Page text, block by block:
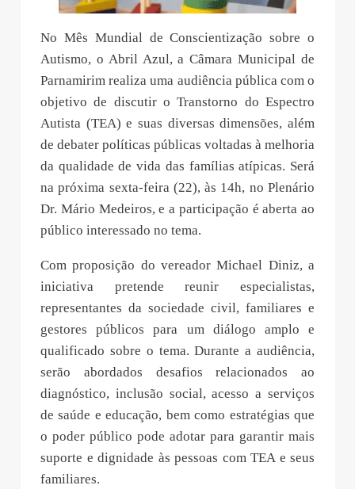
No Mês Mundial de Conscientização sobre o
Autismo, o Abril Azul, a Câmara Municipal de
Parnamirim realiza uma audiência pública com o
objetivo de discutir o Transtorno do Espectro
Autista (TEA) e suas diversas dimensões, além
de debater políticas públicas voltadas à melhoria
da qualidade de vida das famílias atípicas. Será
na próxima sexta-feira (22), às 14h, no Plenário
Dr. Mário Medeiros, e a participação é aberta ao
público interessado no tema.
Com proposição do vereador Michael Diniz, a
iniciativa pretende reunir especialistas,
representantes da sociedade civil, familiares e
gestores públicos para um diálogo amplo e
qualificado sobre o tema. Durante a audiência,
serão abordados desafios relacionados ao
diagnóstico, inclusão social, acesso a serviços
de saúde e educação, bem como estratégias que
o poder público pode adotar para garantir mais
suporte e dignidade às pessoas com TEA e seus
familiares.